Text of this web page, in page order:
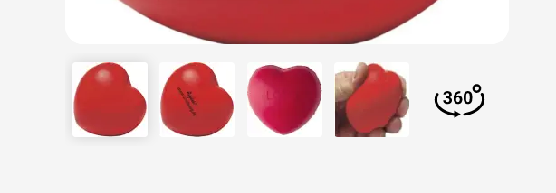
View larger imageView larger imageView larger imageView larger image